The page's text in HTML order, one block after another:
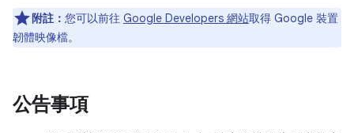
附註： 您可以前往 Google Developers 網站取得 Google 裝置
韌體映像檔。
公告事項